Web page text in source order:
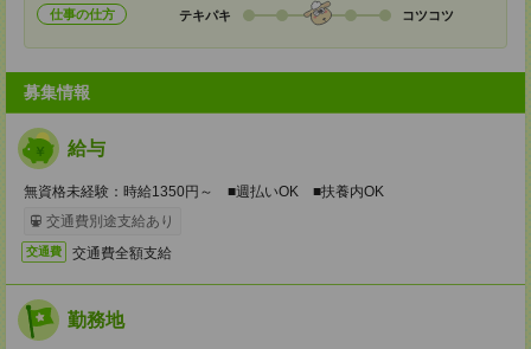
仕事の仕方 テキパキ コツコツ
募集情報
給与
無資格未経験：時給1350円～ ■週払いOK ■扶養内OK
交通費別途支給あり
交通費 交通費全額支給
勤務地